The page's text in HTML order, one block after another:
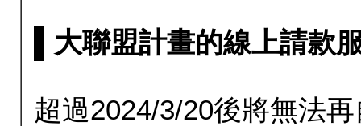
▌大聯盟計畫的線上請款
超過2024/3/20後將無法